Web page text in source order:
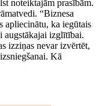
noteiktajām prasībām.
“Biznesa
apliecinātu, ka iegūtais
augstākajai izglītībai.
izziņas nevar izvērtēt,
Kā